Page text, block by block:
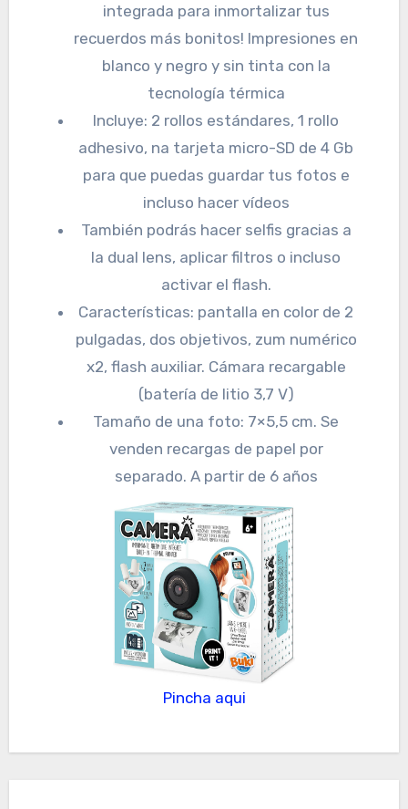
integrada para inmortalizar tus
recuerdos más bonitos! Impresiones en
blanco y negro y sin tinta con la
tecnología térmica
Incluye: 2 rollos estándares, 1 rollo
adhesivo, na tarjeta micro-SD de 4 Gb
para que puedas guardar tus fotos e
incluso hacer vídeos
También podrás hacer selfis gracias a
la dual lens, aplicar filtros o incluso
activar el flash.
Características: pantalla en color de 2
pulgadas, dos objetivos, zum numérico
x2, flash auxiliar. Cámara recargable
(batería de litio 3,7 V)
Tamaño de una foto: 7×5,5 cm. Se
venden recargas de papel por
separado. A partir de 6 años
Pincha aqui